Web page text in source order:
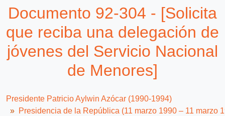
92-11612 - [Oficio del Secretario Regional Ministerial de Justicia de la Región Metropolitana dirigido al Jefe de Departamento de Adopción del Servicio Nacional de Menores]
Documento 92-5199 - [Saludos en el Segundo Aniversario del Gobierno]
2 más...
Documento 92-304 - [Solicita
que reciba una delegación de
jóvenes del Servicio Nacional
de Menores]
Presidente Patricio Aylwin Azócar (1990-1994)
Presidencia de la República (11 marzo 1990 – 11 marzo